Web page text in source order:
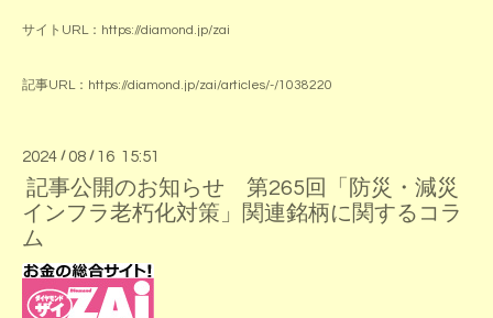
サイトURL： https://diamond.jp/zai
記事URL： https://diamond.jp/zai/articles/-/1038220
2024 / 08 / 16 15:51
記事公開のお知らせ 第265回「防災・減災
インフラ老朽化対策」関連銘柄に関するコラ
ム